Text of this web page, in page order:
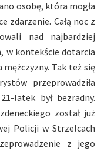
osobę, która mogła
zdarzenie. Całą noc z
nad najbardziej
w kontekście dotarcia
Tak też się
przeprowadziła
latek był bezradny.
został już
Policji w Strzelcach
z jego